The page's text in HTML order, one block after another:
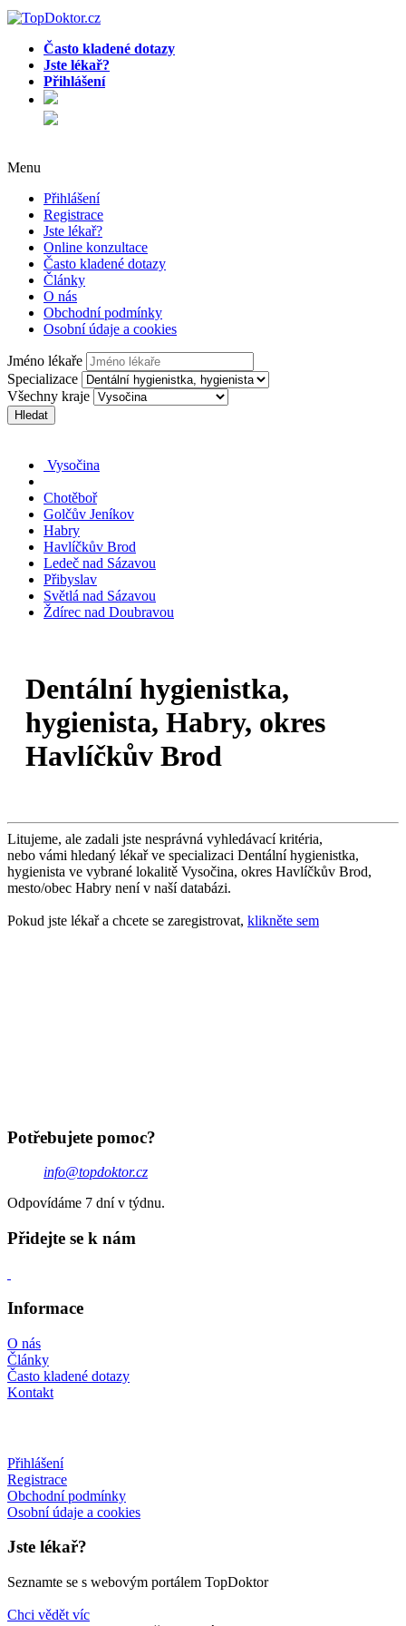
Často kladené dotazy
Jste lékař?
Přihlášení
Menu
Přihlášení
Registrace
Jste lékař?
Online konzultace
Často kladené dotazy
Články
O nás
Obchodní podmínky
Osobní údaje a cookies
Jméno lékaře
Specializace
Všechny kraje
Hledat
Vysočina
Chotěboř
Golčův Jeníkov
Habry
Havlíčkův Brod
Ledeč nad Sázavou
Přibyslav
Světlá nad Sázavou
Ždírec nad Doubravou
Dentální hygienistka,
hygienista, Habry, okres
Havlíčkův Brod
Litujeme, ale zadali jste nesprávná vyhledávací kritéria,
nebo vámi hledaný lékař ve specializaci Dentální hygienistka,
hygienista ve vybrané lokalitě Vysočina, okres Havlíčkův Brod,
mesto/obec Habry není v naší databázi.
Pokud jste lékař a chcete se zaregistrovat, klikněte sem
Potřebujete pomoc?
info@topdoktor.cz
Odpovídáme 7 dní v týdnu.
Přidejte se k nám
Informace
O nás
Články
Často kladené dotazy
Kontakt
Přihlášení
Registrace
Obchodní podmínky
Osobní údaje a cookies
Jste lékař?
Seznamte se s webovým portálem TopDoktor
Chci vědět víc